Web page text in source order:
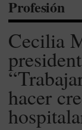
Profesión
Cecilia
hacer